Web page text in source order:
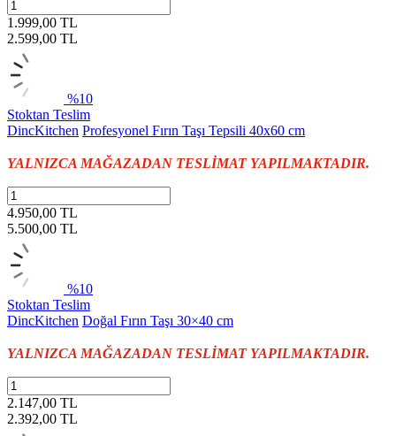
1.999,00 TL
2.599,00 TL
%10
Stoktan Teslim
DincKitchen Profesyonel Fırın Taşı Tepsili 40x60 cm
YALNIZCA MAĞAZADAN TESLİMAT YAPILMAKTADIR.
4.950,00 TL
5.500,00 TL
%10
Stoktan Teslim
DincKitchen Doğal Fırın Taşı 30×40 cm
YALNIZCA MAĞAZADAN TESLİMAT YAPILMAKTADIR.
2.147,00 TL
2.392,00 TL